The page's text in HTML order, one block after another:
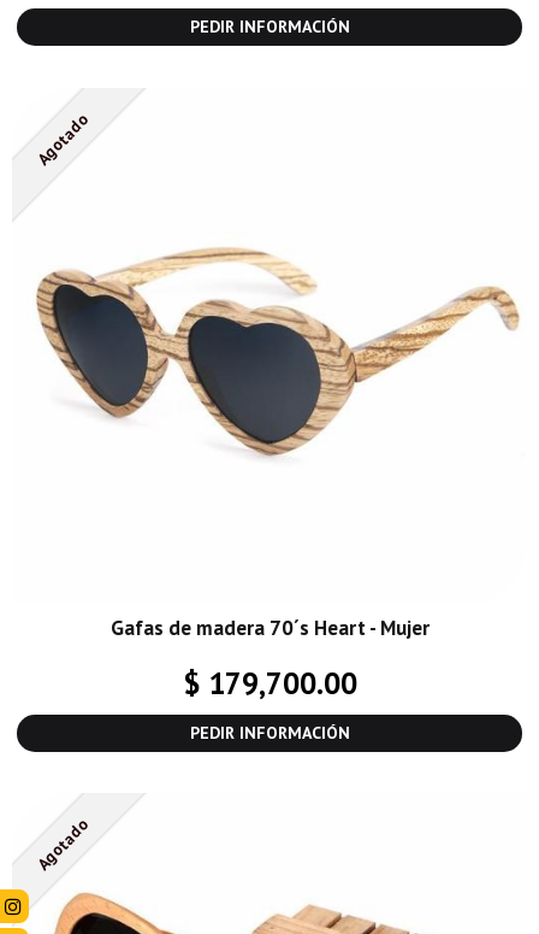
PEDIR INFORMACIÓN
Agotado
Gafas de madera 70´s Heart - Mujer
$ 179,700.00
PEDIR INFORMACIÓN
Agotado